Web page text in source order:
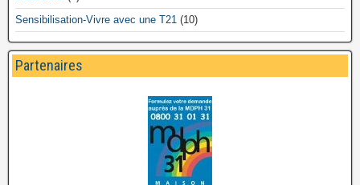
Sensibilisation-Vivre avec une T21 (10)
Partenaires